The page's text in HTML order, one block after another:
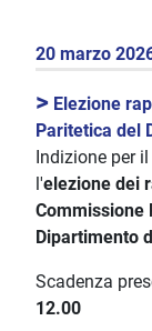
20 marzo
> Elezione
Paritetica del
Indizione per
l'elezione dei
Commissione
Dipartimento
Scadenza
12.00